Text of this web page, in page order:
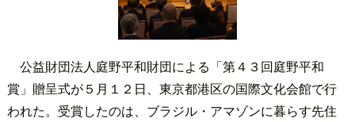
公益財団法人庭野平和財団による「第４３回庭野平和
賞」贈呈式が５月１２日、東京都港区の国際文化会館で行
われた。受賞したのは、ブラジル・アマゾンに暮らす先住